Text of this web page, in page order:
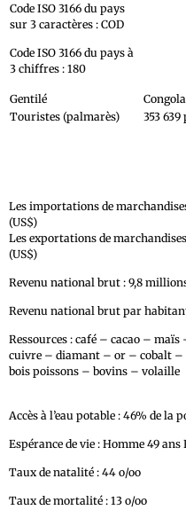
Code ISO 3166 du pays
sur 3 caractères : COD
Code ISO 3166 du pays à
3 chiffres : 180
Gentilé
Touristes (palmarès)
353 639
Les importations de
(US$)
Les exportations de
(US$)
Revenu national brut : 9,8
Revenu national brut par
Ressources : café – cacao –
cuivre – diamant – or – cobalt
bois poissons – bovins – volaille
Accès à l’eau potable : 46% de la
Espérance de vie : Homme 49 ans
Taux de natalité : 44 o/oo
Taux de mortalité : 13 o/oo